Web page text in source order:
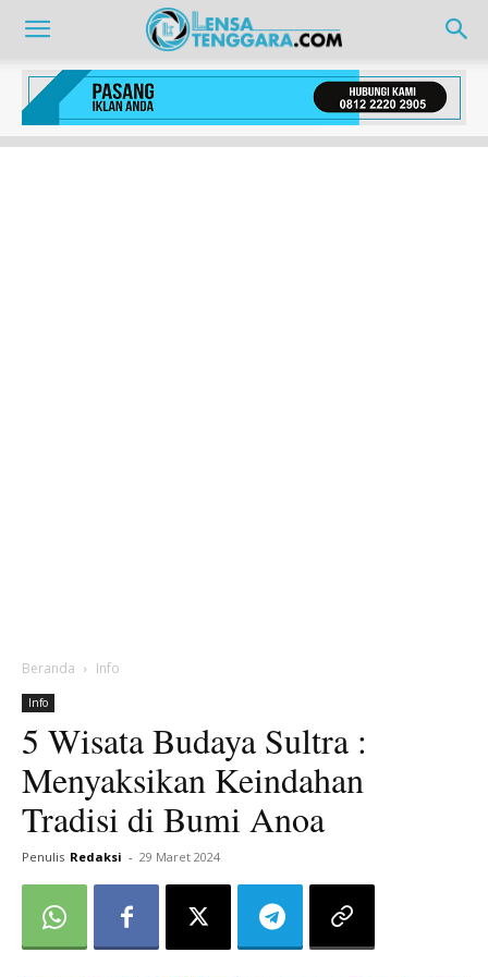
Beranda Info
Info
5 Wisata Budaya Sultra :
Menyaksikan Keindahan
Tradisi di Bumi Anoa
Penulis Redaksi - 29 Maret 2024